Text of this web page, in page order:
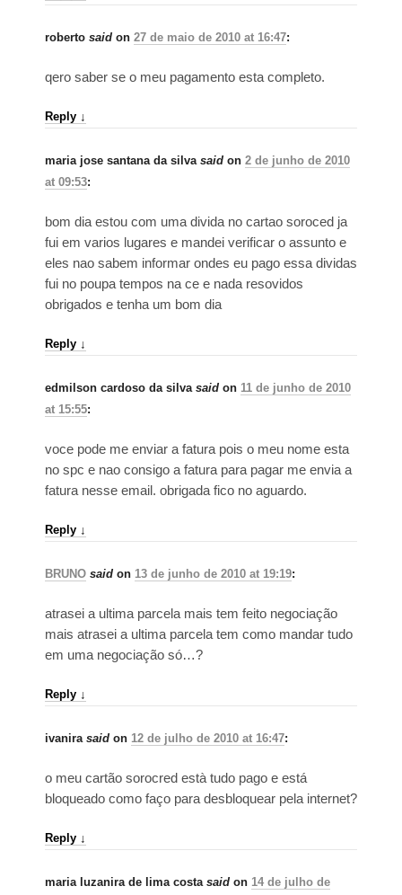
roberto said on 27 de maio de 2010 at 16:47:
qero saber se o meu pagamento esta completo.
Reply ↓
maria jose santana da silva said on 2 de junho de 2010
at 09:53:
bom dia estou com uma divida no cartao soroced ja
fui em varios lugares e mandei verificar o assunto e
eles nao sabem informar ondes eu pago essa dividas
fui no poupa tempos na ce e nada resovidos
obrigados e tenha um bom dia
Reply ↓
edmilson cardoso da silva said on 11 de junho de 2010
at 15:55:
voce pode me enviar a fatura pois o meu nome esta
no spc e nao consigo a fatura para pagar me envia a
fatura nesse email. obrigada fico no aguardo.
Reply ↓
BRUNO said on 13 de junho de 2010 at 19:19:
atrasei a ultima parcela mais tem feito negociação
mais atrasei a ultima parcela tem como mandar tudo
em uma negociação só…?
Reply ↓
ivanira said on 12 de julho de 2010 at 16:47:
o meu cartão sorocred està tudo pago e está
bloqueado como faço para desbloquear pela internet?
Reply ↓
maria luzanira de lima costa said on 14 de julho de